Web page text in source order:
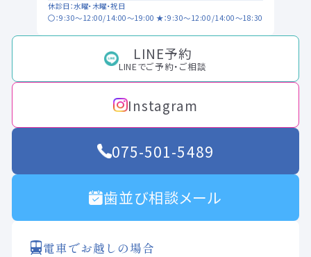
休診日：水曜・木曜・祝日
〇：9:30～12:00/14:00～19:00 ★：9:30～12:00/14:00～18:30
LINE予約
LINEでご予約・ご相談
Instagram
075-501-5489
歯並び相談メール
電車でお越しの場合